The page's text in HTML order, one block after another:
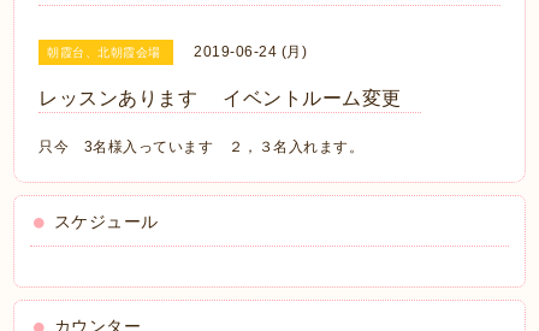
朝霞台、北朝霞会場 2019-06-24 (月)
レッスンあります イベントルーム変更
只今 3名様入っています ２，３名入れます。
スケジュール
カウンター